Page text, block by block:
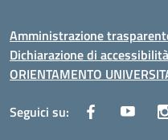
Amministrazione
Dichiarazione di accessibilità
ORIENTAMENTO
Seguici su: